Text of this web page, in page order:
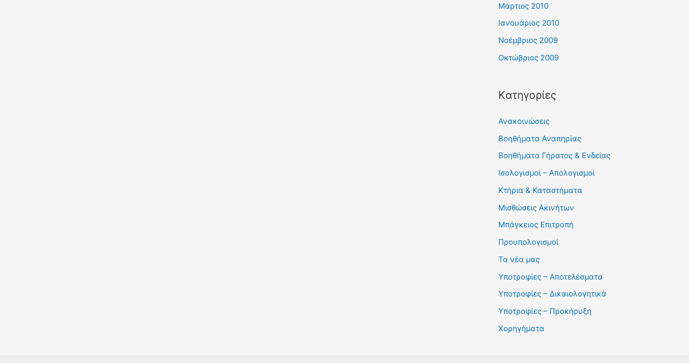
Μάρτιος 2010
Ιανουάριος 2010
Νοέμβριος 2009
Οκτώβριος 2009
Kατηγορίες
Ανακοινώσεις
Βοηθήματα Αναπηρίας
Βοηθήματα Γήρατος & Ενδείας
Ισολογισμοί – Απολογισμοί
Κτήρια & Καταστήματα
Μισθώσεις Ακινήτων
Μπάγκειος Επιτροπή
Προυπολογισμοί
Τα νέα μας
Υποτροφίες – Αποτελέσματα
Υποτροφίες – Δικαιολογητικά
Υποτροφίες – Προκήρυξη
Χορηγήματα